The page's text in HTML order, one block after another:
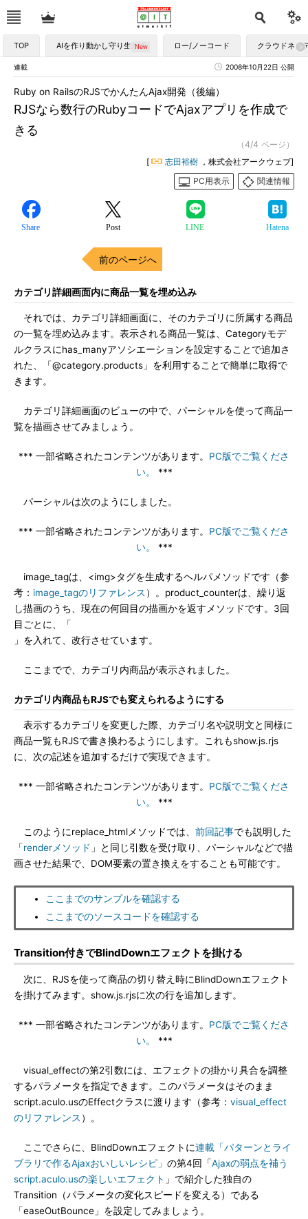
TOP AIを作り動かし守り生かす ロー/ノーコード クラウドネイ
連載 2008年10月22日 公開
RJSなら数行のRubyコードでAjaxアプリを作成で
きる
Ruby on RailsのRJSでかんたんAjax開発（後編）
（4/4 ページ）
[
志田裕樹 ，株式会社アークウェブ]
PC用表示
関連情報
Share Post LINE Hatena
前のページへ
カテゴリ詳細画面内に商品一覧を埋め込み
それでは、カテゴリ詳細画面に、そのカテゴリに所属する商品
の一覧を埋め込みます。表示される商品一覧は、Categoryモデ
ルクラスにhas_manyアソシエーションを設定することで追加さ
れた、「@category.products」を利用することで簡単に取得で
きます。
カテゴリ詳細画面のビューの中で、パーシャルを使って商品一
覧を描画させてみましょう。
*** 一部省略されたコンテンツがあります。 PC版でご覧くださ
い。
***
パーシャルは次のようにしました。
*** 一部省略されたコンテンツがあります。 PC版でご覧くださ
い。
***
image_tagは、<img>タグを生成するヘルパメソッドです（参
考： image_tagのリファレンス ）。product_counterは、繰り返
し描画のうち、現在の何回目の描画かを返すメソッドです。3回
目ごとに、「
」を入れて、改行させています。
ここまでで、カテゴリ内商品が表示されました。
カテゴリ内商品もRJSでも変えられるようにする
表示するカテゴリを変更した際、カテゴリ名や説明文と同様に
商品一覧もRJSで書き換わるようにします。これもshow.js.rjs
に、次の記述を追加するだけで実現できます。
*** 一部省略されたコンテンツがあります。 PC版でご覧くださ
い。
***
このようにreplace_htmlメソッドでは、 前回記事でも説明した
「renderメソッド 」と同じ引数を受け取り、パーシャルなどで描
画させた結果で、DOM要素の置き換えをすることも可能です。
ここまでのサンプルを確認する
ここまでのソースコードを確認する
Transition付きでBlindDownエフェクトを掛ける
次に、RJSを使って商品の切り替え時にBlindDownエフェクト
を掛けてみます。show.js.rjsに次の行を追加します。
*** 一部省略されたコンテンツがあります。 PC版でご覧くださ
い。
***
visual_effectの第2引数には、エフェクトの掛かり具合を調整
するパラメータを指定できます。このパラメータはそのまま
script.aculo.usのEffectクラスに渡ります（参考： visual_effect
のリファレンス ）。
ここでさらに、BlindDownエフェクトに連載「パターンとライ
ブラリで作るAjaxおいしいレシピ」 の第4回「Ajaxの弱点を補う
script.aculo.usの楽しいエフェクト 」で紹介した独自の
Transition（パラメータの変化スピードを変える）である
「easeOutBounce」を設定してみましょう。